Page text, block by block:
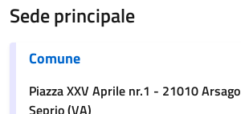
Sede principale
Comune
Piazza XXV Aprile nr.1 - 21010 Arsago
Seprio (VA)